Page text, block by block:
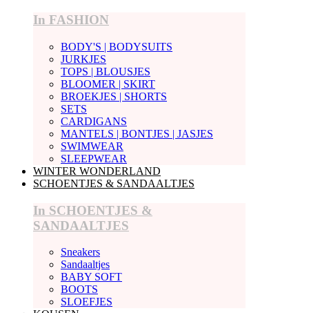
In FASHION
BODY'S | BODYSUITS
JURKJES
TOPS | BLOUSJES
BLOOMER | SKIRT
BROEKJES | SHORTS
SETS
CARDIGANS
MANTELS | BONTJES | JASJES
SWIMWEAR
SLEEPWEAR
WINTER WONDERLAND
SCHOENTJES & SANDAALTJES
In SCHOENTJES &
SANDAALTJES
Sneakers
Sandaaltjes
BABY SOFT
BOOTS
SLOEFJES